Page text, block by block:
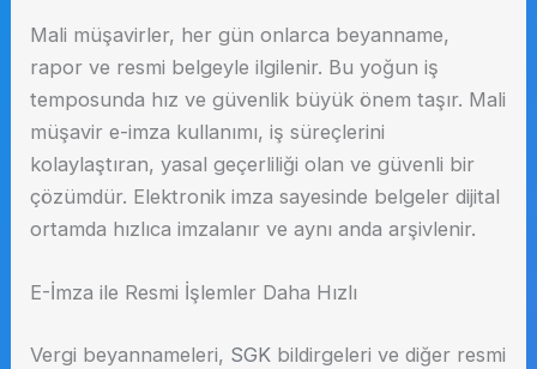
Mali müşavirler, her gün onlarca beyanname,
rapor ve resmi belgeyle ilgilenir. Bu yoğun iş
temposunda hız ve güvenlik büyük önem taşır. Mali
müşavir e-imza kullanımı, iş süreçlerini
kolaylaştıran, yasal geçerliliği olan ve güvenli bir
çözümdür. Elektronik imza sayesinde belgeler dijital
ortamda hızlıca imzalanır ve aynı anda arşivlenir.
E-İmza ile Resmi İşlemler Daha Hızlı
Vergi beyannameleri, SGK bildirgeleri ve diğer resmi